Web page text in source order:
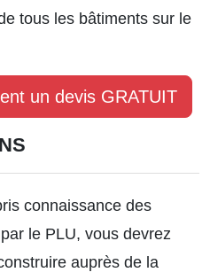
tous les bâtiments sur le
un devis GRATUIT
connaissance des
le PLU, vous devrez
auprès de la